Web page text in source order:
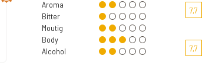
Aroma
Bitter
Moutig
Body
Alcohol
7,7
7,7